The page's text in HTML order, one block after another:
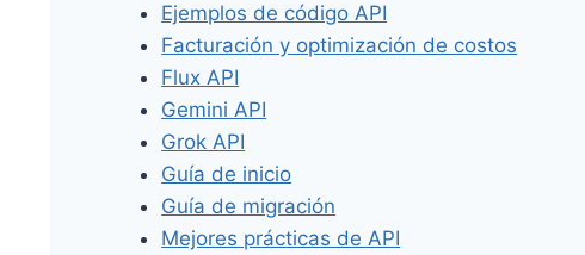
Ejemplos de código API
Facturación y optimización de costos
Flux API
Gemini API
Grok API
Guía de inicio
Guía de migración
Mejores prácticas de API